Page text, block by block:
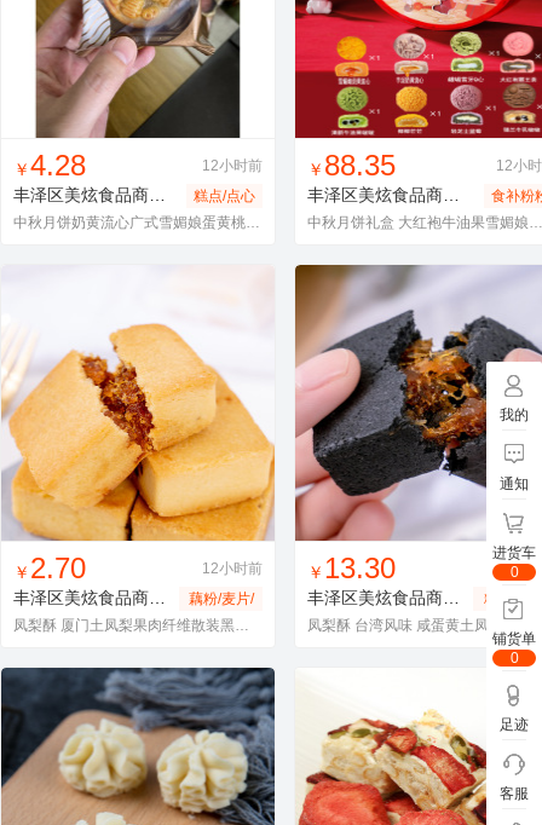
找同款 收藏
￥4.28 12小时前
月饼散装
糕点/点心
中秋月饼奶黄流心广式雪媚娘蛋黄桃山皮海苔厂家企业 伴手礼 红豆
找同款 加入进货车 收藏
￥ 88.35 12小
圆形手提
食补粉
中秋月饼礼盒 大红袍牛油果雪媚娘奶 黄流心厚芋支持企业订单
找同款 收藏
￥ 2.70 12小时前
方形凤梨酥
藕粉/麦片/
冲饮品凤梨酥 厦门土凤梨果肉纤维散装黑凤梨可OEM代工贴牌研发厂家直销
找同款 加入进货车 收藏
￥ 13.30 12小
方形黑凤
糖果零
果冻/布
我的
通知
进货车
0
铺货单
0
足迹
客服